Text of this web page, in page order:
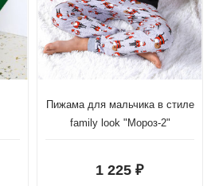
Пижама для мальчика в стиле
family look "Мороз-2"
1 225 ₽